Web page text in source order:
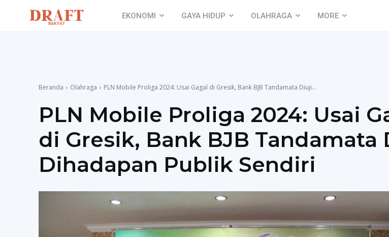
EKONOMI GAYA HIDUP OLAHRAGA MORE
Beranda Olahraga PLN Mobile Proliga 2024: Usai Gagal di Gresik, Bank BJB Tandamata Diuji...
PLN Mobile Proliga 2024: Usai
di Gresik, Bank BJB Tandamata
Dihadapan Publik Sendiri